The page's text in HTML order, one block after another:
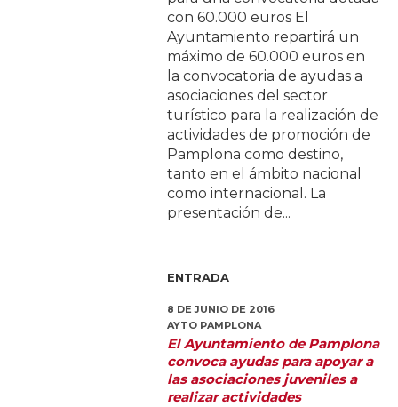
con 60.000 euros El
Ayuntamiento repartirá un
máximo de 60.000 euros en
la convocatoria de ayudas a
asociaciones del sector
turístico para la realización de
actividades de promoción de
Pamplona como destino,
tanto en el ámbito nacional
como internacional. La
presentación de...
ENTRADA
8 DE JUNIO DE 2016
AYTO PAMPLONA
El Ayuntamiento de Pamplona
convoca ayudas para apoyar a
las asociaciones juveniles a
realizar actividades